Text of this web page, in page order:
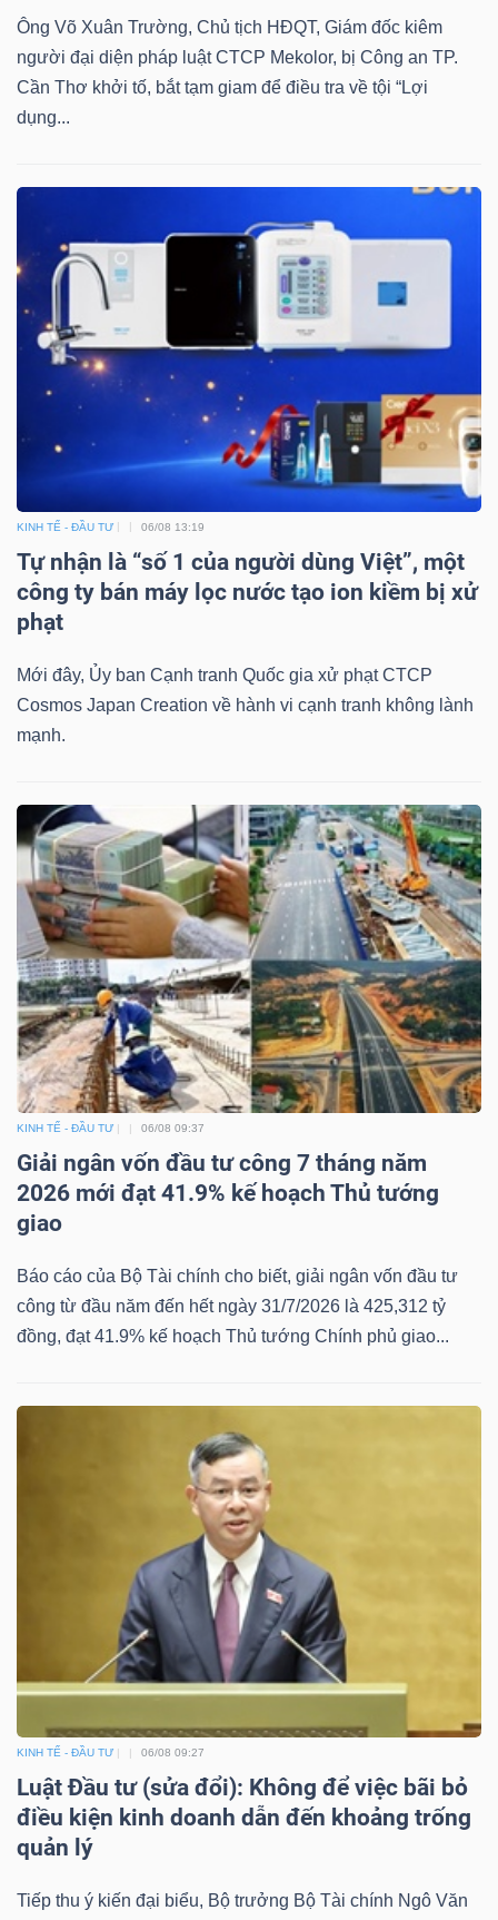
Ông Võ Xuân Trường, Chủ tịch HĐQT, Giám đốc kiêm
người đại diện pháp luật CTCP Mekolor, bị Công an TP.
Cần Thơ khởi tố, bắt tạm giam để điều tra về tội “Lợi
dụng...
KINH TẾ - ĐẦU TƯ 06/08 13:19
Tự nhận là “số 1 của người dùng Việt”, một
công ty bán máy lọc nước tạo ion kiềm bị xử
phạt
Mới đây, Ủy ban Cạnh tranh Quốc gia xử phạt CTCP
Cosmos Japan Creation về hành vi cạnh tranh không lành
mạnh.
KINH TẾ - ĐẦU TƯ 06/08 09:37
Giải ngân vốn đầu tư công 7 tháng năm
2026 mới đạt 41.9% kế hoạch Thủ tướng
giao
Báo cáo của Bộ Tài chính cho biết, giải ngân vốn đầu tư
công từ đầu năm đến hết ngày 31/7/2026 là 425,312 tỷ
đồng, đạt 41.9% kế hoạch Thủ tướng Chính phủ giao...
KINH TẾ - ĐẦU TƯ 06/08 09:27
Luật Đầu tư (sửa đổi): Không để việc bãi bỏ
điều kiện kinh doanh dẫn đến khoảng trống
quản lý
Tiếp thu ý kiến đại biểu, Bộ trưởng Bộ Tài chính Ngô Văn